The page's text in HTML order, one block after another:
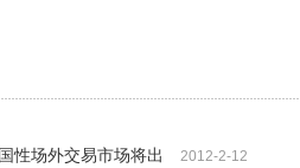
性场外交易市场将出
2012-2-12